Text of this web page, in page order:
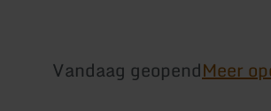
Vandaag geopendMeer